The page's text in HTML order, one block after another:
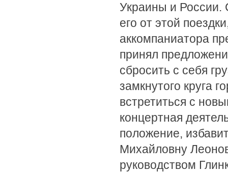
Украины и России.
его от этой
аккомпаниатора
принял
сбросить с себя
замкнутого круга
встретиться с
концертная
положение,
Михайловну
руководством